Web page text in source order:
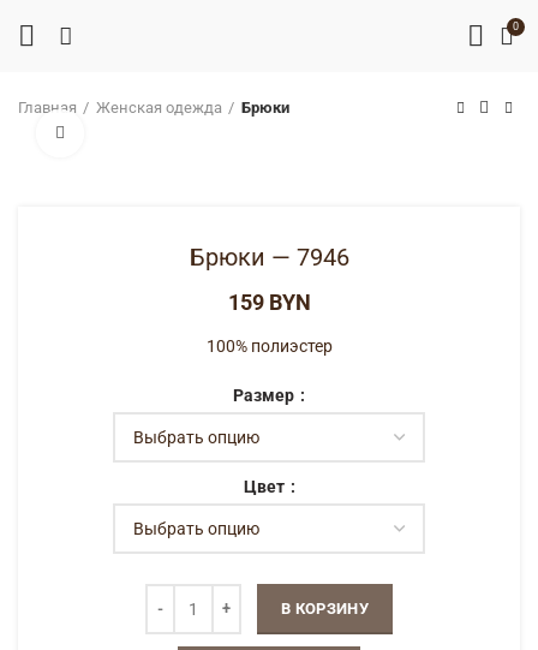
0
Главная Женская одежда
Брюки
Брюки — 7946
BYN
100% полиэстер
Размер
Цвет
В КОРЗИНУ